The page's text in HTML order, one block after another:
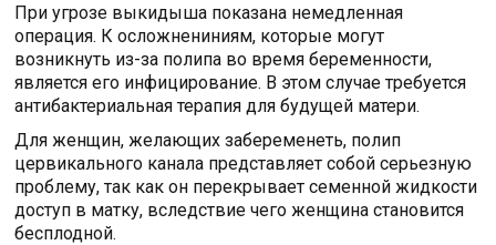
При угрозе выкидыша показана немедленная
операция. К осложнениниям, которые могут
возникнуть из-за полипа во время беременности,
является его инфицирование. В этом случае требуется
антибактериальная терапия для будущей матери.
Для женщин, желающих забеременеть, полип
цервикального канала представляет собой серьезную
проблему, так как он перекрывает семенной жидкости
доступ в матку, вследствие чего женщина становится
бесплодной.